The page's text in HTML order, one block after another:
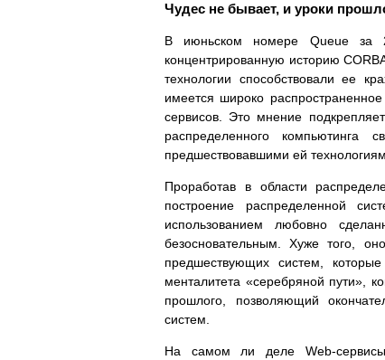
Чудес не бывает, и уроки
В июньском номере Queue за
концентрированную историю
технологии способствовали ее
имеется широко
сервисов. Это мнение
распределенного компьютинга
предшествовавшими ей
Проработав в области
построение распределенной
использованием любовно
безосновательным. Хуже того,
предшествующих систем,
менталитета «серебряной пути»,
прошлого, позволяющий
систем.
На самом ли деле Web-